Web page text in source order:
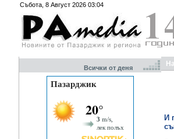
Събота, 8 Август 2026 03:04
Всички от деня
И